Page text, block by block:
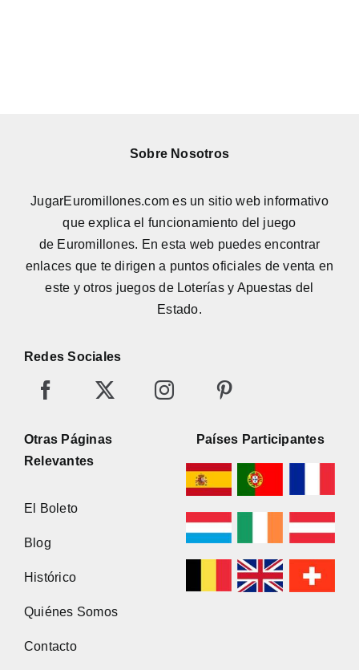
Sobre Nosotros
JugarEuromillones.com es un sitio web informativo
que explica el funcionamiento del juego
de Euromillones. En esta web puedes encontrar
enlaces que te dirigen a puntos oficiales de venta en
este y otros juegos de Loterías y Apuestas del
Estado.
Redes Sociales
Otras Páginas
Relevantes
El Boleto
Blog
Histórico
Quiénes Somos
Contacto
Países Participantes